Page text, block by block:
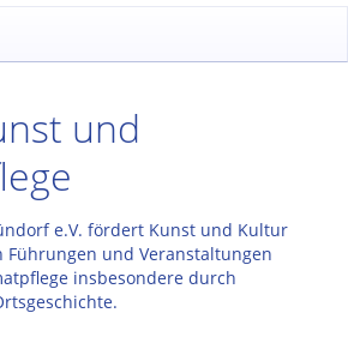
und
e.V. fördert Kunst und Kultur
Führungen und Veranstaltungen
insbesondere durch